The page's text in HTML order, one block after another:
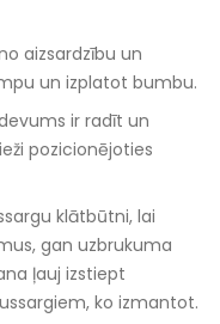
aizsardzību un
un izplatot bumbu.
ir radīt un
pozicionējoties
klātbūtni, lai
gan uzbrukuma
ļauj izstiept
ko izmantot.